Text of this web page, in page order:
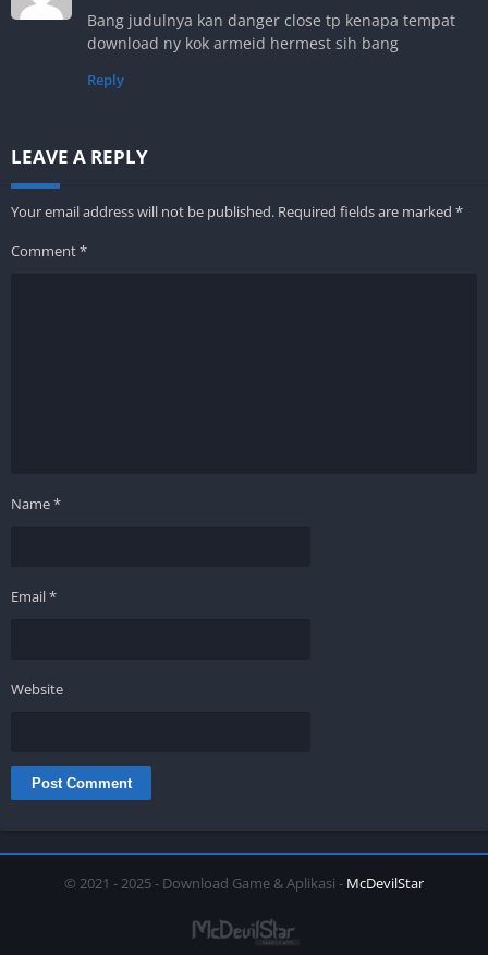
Bang judulnya kan danger close tp kenapa tempat
download ny kok armeid hermest sih bang
Reply
LEAVE A REPLY
Your email address will not be published. Required fields are marked *
Comment*
Name*
Email*
Website
© 2021 - 2025 - Download Game & Aplikasi - McDevilStar